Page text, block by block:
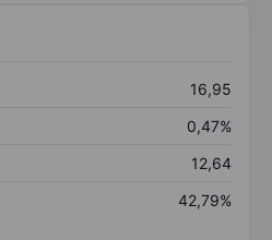
16,95
0,47%
12,64
42,79%